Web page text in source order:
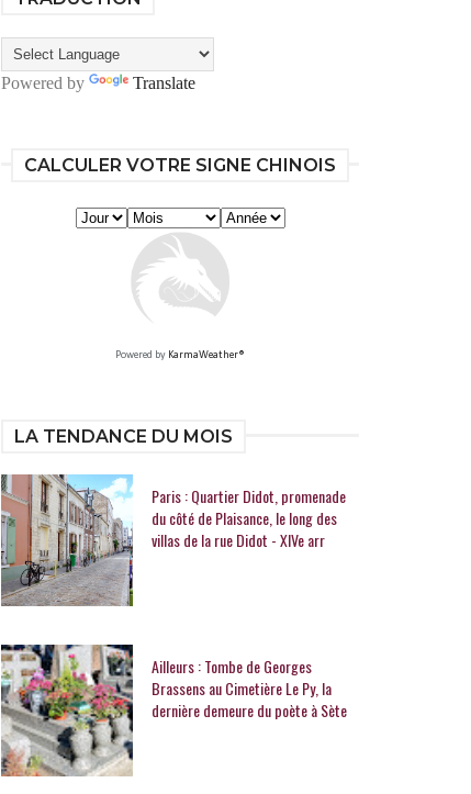
Powered by Translate
CALCULER VOTRE SIGNE CHINOIS
Powered by KarmaWeather®
LA TENDANCE DU MOIS
Paris : Quartier Didot, promenade
du côté de Plaisance, le long des
villas de la rue Didot - XIVe arr
Ailleurs : Tombe de Georges
Brassens au Cimetière Le Py, la
dernière demeure du poète à Sète